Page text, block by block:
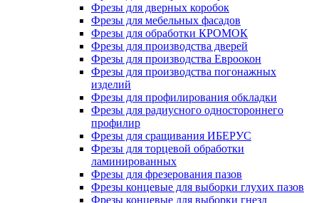
Фрезы для дверных коробок
Фрезы для мебельных фасадов
Фрезы для обработки КРОМОК
Фрезы для производства дверей
Фрезы для производства Евроокон
Фрезы для производства погонажных
изделий
Фрезы для профилирования обкладки
Фрезы для радиусного одностороннего
профилир
Фрезы для сращивания ИБЕРУС
Фрезы для торцевой обработки
ламинированных
Фрезы для фрезерования пазов
Фрезы концевые для выборки глухих пазов
Фрезы концевые для выборки гнезд